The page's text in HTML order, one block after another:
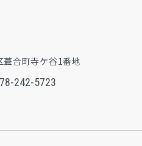
合町寺ケ谷1番地
242-5723